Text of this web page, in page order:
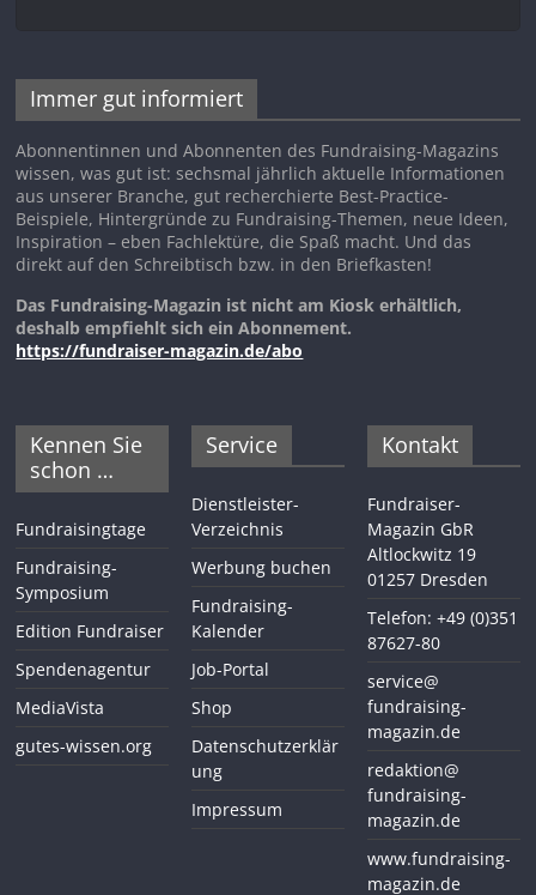
Immer gut informiert
Abonnentinnen und Abonnenten des Fundraising-Magazins
wissen, was gut ist: sechsmal jährlich aktuelle Informationen
aus unserer Branche, gut recherchierte Best-Practice-
Beispiele, Hintergründe zu Fundraising-Themen, neue Ideen,
Inspiration – eben Fachlektüre, die Spaß macht. Und das
direkt auf den Schreibtisch bzw. in den Briefkasten!
Das Fundraising-Magazin ist nicht am Kiosk erhältlich,
deshalb empfiehlt sich ein Abonnement.
https://fundraiser-magazin.de/abo
Kennen Sie
schon …
Fundraisingtage
Fundraising-
Symposium
Edition Fundraiser
Spendenagentur
MediaVista
gutes-wissen.org
Service
Dienstleister-
Verzeichnis
Werbung buchen
Fundraising-
Kalender
Job-Portal
Shop
Datenschutzerklär
ung
Impressum
Kontakt
Fundraiser-
Magazin GbR
Altlockwitz 19
01257 Dresden
Telefon: +49 (0)351
87627-80
service@
fundraising-
magazin.de
redaktion@
fundraising-
magazin.de
www.fundraising-
magazin.de